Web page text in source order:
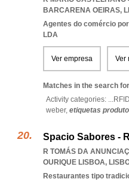
BARCARENA OEIRAS,
Agentes do comércio
LDA
Ver empresa Ver
Matches in the search
Activity categories: ...
weber, etiquetas
Spacio Sabores -
R TOMÁS DA
OURIQUE LISBOA,
Restaurantes tipo